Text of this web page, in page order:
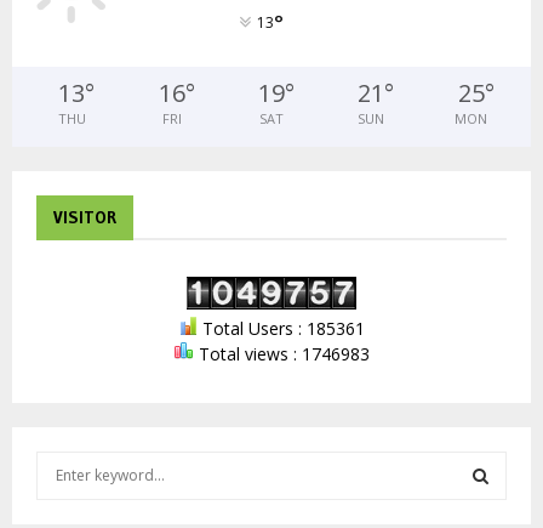
13°
13°
THU
16°
FRI
19°
SAT
21°
SUN
25°
MON
VISITOR
Total Users : 185361
Total views : 1746983